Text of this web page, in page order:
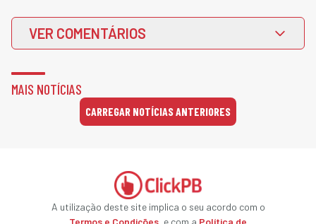
VER COMENTÁRIOS
MAIS NOTÍCIAS
CARREGAR NOTÍCIAS ANTERIORES
A utilização deste site implica o seu acordo com o
Termos e Condições , e com a Política de